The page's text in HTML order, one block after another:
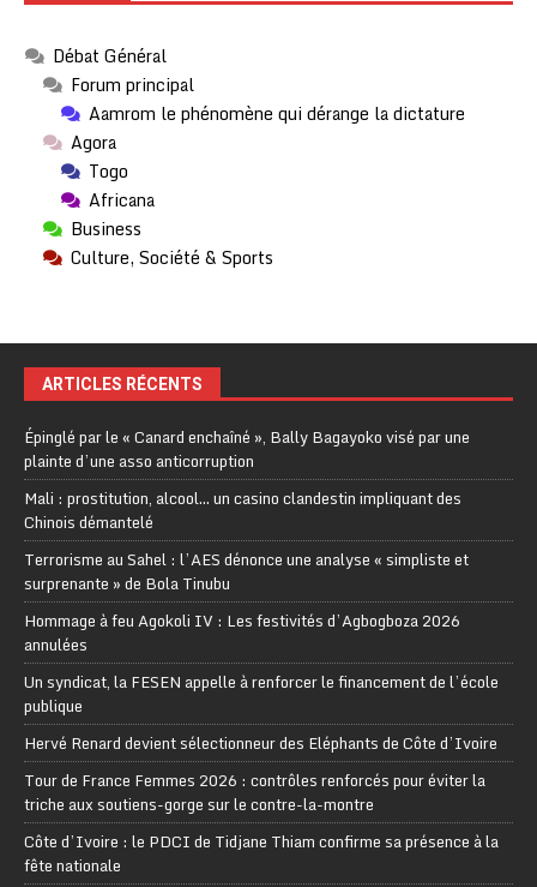
Débat Général
Forum principal
Aamrom le phénomène qui dérange la dictature
Agora
Togo
Africana
Business
Culture, Société & Sports
ARTICLES RÉCENTS
Épinglé par le « Canard enchaîné », Bally Bagayoko visé par une
plainte d’une asso anticorruption
Mali : prostitution, alcool… un casino clandestin impliquant des
Chinois démantelé
Terrorisme au Sahel : l’AES dénonce une analyse « simpliste et
surprenante » de Bola Tinubu
Hommage à feu Agokoli IV : Les festivités d’Agbogboza 2026
annulées
Un syndicat, la FESEN appelle à renforcer le financement de l’école
publique
Hervé Renard devient sélectionneur des Eléphants de Côte d’Ivoire
Tour de France Femmes 2026 : contrôles renforcés pour éviter la
triche aux soutiens-gorge sur le contre-la-montre
Côte d’Ivoire : le PDCI de Tidjane Thiam confirme sa présence à la
fête nationale